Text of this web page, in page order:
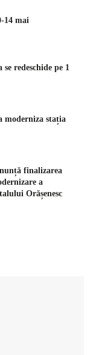
14 mai
redeschide pe 1
moderniza stația
finalizarea
a
Orășenesc